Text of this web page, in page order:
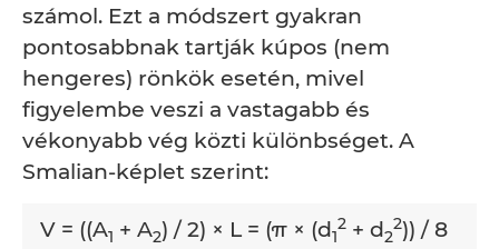
számol. Ezt a módszert gyakran
pontosabbnak tartják kúpos (nem
hengeres) rönkök esetén, mivel
figyelembe veszi a vastagabb és
vékonyabb vég közti különbséget. A
Smalian-képlet szerint:
V = ((A1 + A2) / 2) × L = (π × (d1
2 + d2
2)) / 8